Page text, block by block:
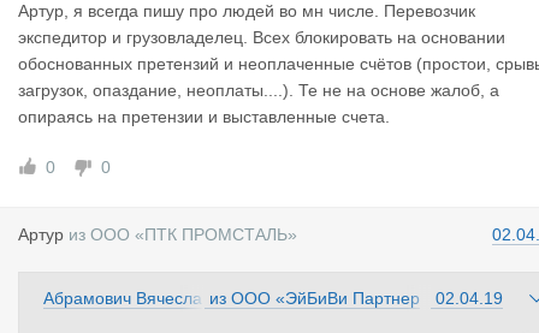
нный народ скажу вам по секрету. Или у нас геноцид?
чик не является плательщиком. Так за что его можно забанит
ь? Дааайте подумаем! Срывы? Размещение недостоверной и
нформации по транспорту? Кстати это 50% объявлений.
Артур, я всегда пишу про людей во мн числе. Перевозчик
экспедитор и грузовладелец. Всех блокировать на основании
обоснованных претензий и неоплаченные счётов (простои,
загрузок, опаздание, неоплаты....). Те не на основе жалоб, а
опираясь на претензии и выставленные счета.
0 0
Артур из ООО «ПТК ПРОМСТАЛЬ»
Абрамович Вячесла из ООО «ЭйБиВи Партнер
02.04.19